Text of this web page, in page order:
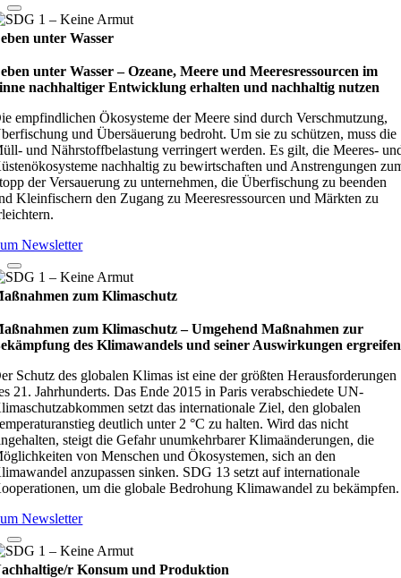
unter Wasser
unter Wasser – Oze­ane, Meere und Mee­res­res­sour­cen im
nach­hal­ti­ger Ent­wick­lung erhal­ten und nach­hal­tig nut­zen
empfindlichen Ökosysteme der Meere sind durch Verschmutzung,
und Übersäuerung bedroht. Um sie zu schützen, muss die
und Nährstoffbelastung verringert werden. Es gilt, die Meeres-
nachhaltig zu bewirtschaften und Anstrengungen
der Versauerung zu unternehmen, die Überfischung zu beenden
Kleinfischern den Zugang zu Meeresressourcen und Märkten zu
Newsletter
zum Klimaschutz
zum Klimaschutz – Umge­hend Maß­nah­men zur
des Kli­ma­wan­dels und sei­ner Aus­wir­kun­gen ergrei­fen
Schutz des globalen Klimas ist eine der größten Herausforderungen
21. Jahrhunderts. Das Ende 2015 in Paris verabschiedete UN-
setzt das internationale Ziel, den globalen
deutlich unter 2 °C zu halten. Wird das nicht
steigt die Gefahr unumkehrbarer Klimaänderungen, die
von Menschen und Ökosystemen, sich an den
anzupassen sinken. SDG 13 setzt auf internationale
um die globale Bedrohung Klimawandel zu bekämpfen.
Newsletter
r Konsum und Produktion